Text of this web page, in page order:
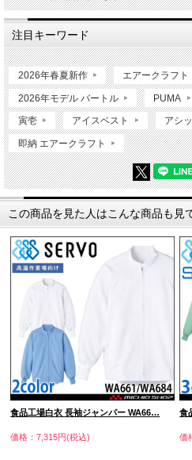
注目キーワード
2026年春夏新作 エアークラフト
2026年モデル バートル PUMA
寅壱 アイスベスト アシ
即納 エアークラフト
この商品を見た人はこんな商品も見
食品工場白衣 長袖ジャンパー WA66…
価格：7,315円(税込)
食
価